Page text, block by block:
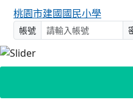
桃園市建國國民小學
帳號